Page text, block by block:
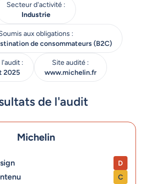
Secteur d'activité :
Industrie
aux obligations :
de consommateurs (B2C)
l'audit :
2025
Site audité :
www.michelin.fr
de l'audit
Michelin
D
C